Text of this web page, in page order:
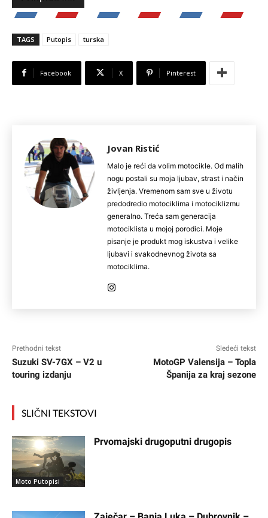
TAGS Putopis turska
Facebook X Pinterest
Jovan Ristić
Malo je reći da volim motocikle. Od malih
nogu postali su moja ljubav, strast i način
življenja. Vremenom sam sve u životu
predodredio motociklima i motociklizmu
generalno. Treća sam generacija
motociklista u mojoj porodici. Moje
pisanje je produkt mog iskustva i velike
ljubavi i svakodnevnog života sa
motociklima.
Prethodni tekst
Suzuki SV-7GX – V2 u
touring izdanju
Sledeći tekst
MotoGP Valensija – Topla
Španija za kraj sezone
SLIČNI TEKSTOVI
Moto Putopisi
Prvomajski drugoputni drugopis